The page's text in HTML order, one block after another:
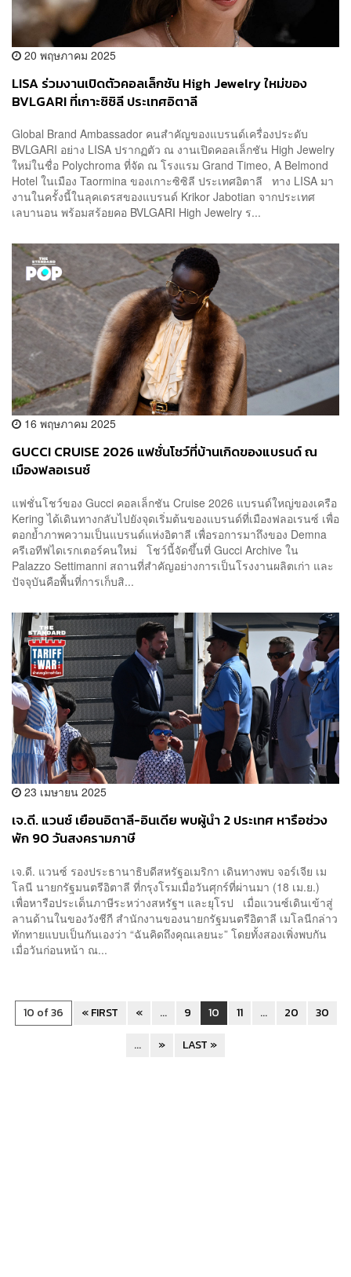
20 พฤษภาคม 2025
LISA ร่วมงานเปิดตัวคอลเล็กชัน High Jewelry ใหม่ของ
BVLGARI ที่เกาะซิซิลี ประเทศอิตาลี
Global Brand Ambassador คนสำคัญของแบรนด์เครื่องประดับ
BVLGARI อย่าง LISA ปรากฏตัว ณ งานเปิดคอลเล็กชัน High Jewelry
ใหม่ในชื่อ Polychroma ที่จัด ณ โรงแรม Grand Timeo, A Belmond
Hotel ในเมือง Taormina ของเกาะซิซิลี ประเทศอิตาลี ทาง LISA มา
งานในครั้งนี้ในลุคเดรสของแบรนด์ Krikor Jabotian จากประเทศ
เลบานอน พร้อมสร้อยคอ BVLGARI High Jewelry ร...
16 พฤษภาคม 2025
GUCCI CRUISE 2026 แฟชั่นโชว์ที่บ้านเกิดของแบรนด์ ณ
เมืองฟลอเรนซ์
แฟชั่นโชว์ของ Gucci คอลเล็กชัน Cruise 2026 แบรนด์ใหญ่ของเครือ
Kering ได้เดินทางกลับไปยังจุดเริ่มต้นของแบรนด์ที่เมืองฟลอเรนซ์ เพื่อ
ตอกย้ำภาพความเป็นแบรนด์แห่งอิตาลี เพื่อรอการมาถึงของ Demna
ครีเอทีฟไดเรกเตอร์คนใหม่ โชว์นี้จัดขึ้นที่ Gucci Archive ใน
Palazzo Settimanni สถานที่สำคัญอย่างการเป็นโรงงานผลิตเก่า และ
ปัจจุบันคือพื้นที่การเก็บสิ...
23 เมษายน 2025
เจ.ดี. แวนซ์ เยือนอิตาลี-อินเดีย พบผู้นำ 2 ประเทศ หารือช่วง
พัก 90 วันสงครามภาษี
เจ.ดี. แวนซ์ รองประธานาธิบดีสหรัฐอเมริกา เดินทางพบ จอร์เจีย เม
โลนี นายกรัฐมนตรีอิตาลี ที่กรุงโรมเมื่อวันศุกร์ที่ผ่านมา (18 เม.ย.)
เพื่อหารือประเด็นภาษีระหว่างสหรัฐฯ และยุโรป เมื่อแวนซ์เดินเข้าสู่
ลานด้านในของวังชีกี สำนักงานของนายกรัฐมนตรีอิตาลี เมโลนีกล่าว
ทักทายแบบเป็นกันเองว่า “ฉันคิดถึงคุณเลยนะ” โดยทั้งสองเพิ่งพบกัน
เมื่อวันก่อนหน้า ณ...
10 of 36 « FIRST « ... 9 10 11 ... 20
30
...
» LAST »